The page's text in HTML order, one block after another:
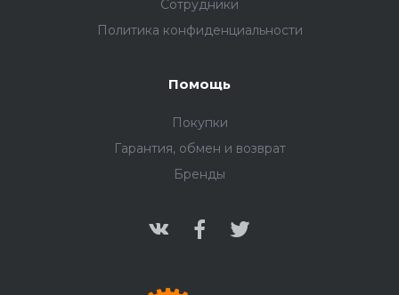
Сотрудники
Политика конфиденциальности
Помощь
Покупки
Гарантия, обмен и возврат
Бренды